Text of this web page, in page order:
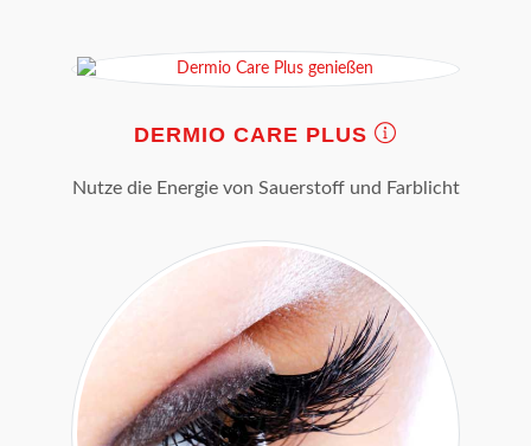
DERMIO CARE PLUS
Nutze die Energie von Sauerstoff und Farblicht